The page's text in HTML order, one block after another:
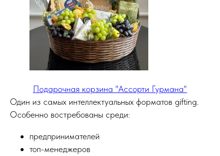
Подарочная корзина "Ассорти Гурмана"
Один из самых интеллектуальных форматов gifting.
Особенно востребованы среди:
предпринимателей
топ-менеджеров